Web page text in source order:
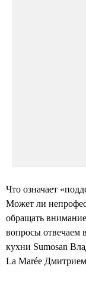
Что означает
Может ли
обращать
вопросы отвечаем
кухни Sumosan
La Marée